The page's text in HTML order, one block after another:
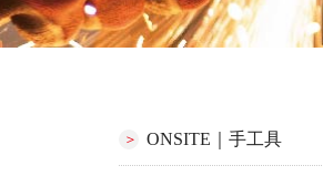
ONSITE｜手工具